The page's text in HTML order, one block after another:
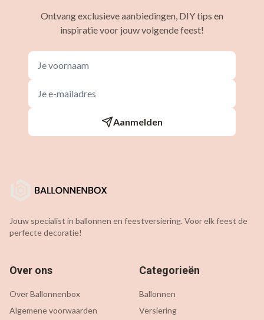
Ontvang exclusieve aanbiedingen, DIY tips en
inspiratie voor jouw volgende feest!
Aanmelden
Jouw specialist in ballonnen en feestversiering. Voor elk feest de
perfecte decoratie!
Over ons
Over Ballonnenbox
Algemene voorwaarden
Categorieën
Ballonnen
Versiering